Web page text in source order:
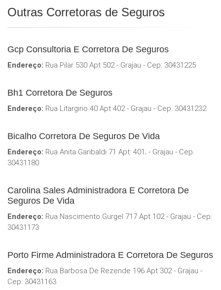
Outras Corretoras de Seguros
Gcp Consultoria E Corretora De Seguros
Endereço: Rua Pilar 530 Apt 502 - Grajau - Cep: 30431225
Bh1 Corretora De Seguros
Endereço: Rua Litargirio 40 Apt 402 - Grajau - Cep: 30431232
Bicalho Corretora De Seguros De Vida
Endereço: Rua Anita Garibaldi 71 Apt: 401; - Grajau - Cep:
30431180
Carolina Sales Administradora E Corretora De
Seguros De Vida
Endereço: Rua Nascimento Gurgel 717 Apt 102 - Grajau - Cep:
30431173
Porto Firme Administradora E Corretora De Seguros
Endereço: Rua Barbosa De Rezende 196 Apt 302 - Grajau -
Cep: 30431163